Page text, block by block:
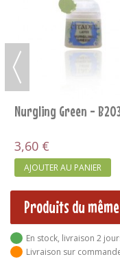
Nurgling Green -
3,60 €
AJOUTER AU PANIER
Produits du
En stock, livraison 2
Livraison sur